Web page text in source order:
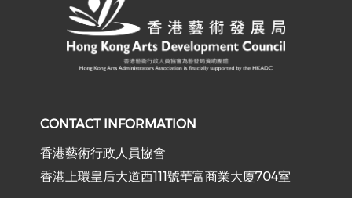
CONTACT INFORMATION
香港藝術行政人員協會
香港上環皇后大道西111號華富商業大廈704室